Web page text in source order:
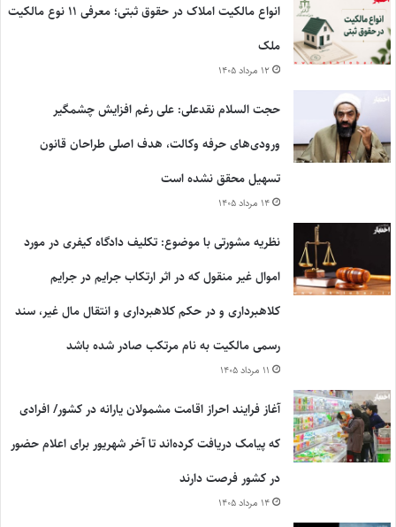
انواع مالکیت املاک در حقوق ثبتی؛ معرفی ۱۱ نوع مالکیت
ملک
۱۲ مرداد ۱۴۰۵
حجت السلام نقدعلی: علی رغم افزایش چشمگیر
ورودی‌های حرفه وکالت، هدف اصلی طراحان قانون
تسهیل محقق نشده است
۱۴ مرداد ۱۴۰۵
نظریه مشورتی با موضوع: تکلیف دادگاه کیفری در مورد
اموال غیر منقول که در اثر ارتکاب جرایم در جرایم
کلاهبرداری و در حکم کلاهبرداری و انتقال مال غیر، سند
رسمی مالکیت به نام مرتکب صادر شده باشد
۱۱ مرداد ۱۴۰۵
آغاز فرایند احراز اقامت مشمولان یارانه در کشور/ افرادی
که پیامک دریافت کرده‌اند تا آخر شهریور برای اعلام حضور
در کشور فرصت دارند
۱۴ مرداد ۱۴۰۵